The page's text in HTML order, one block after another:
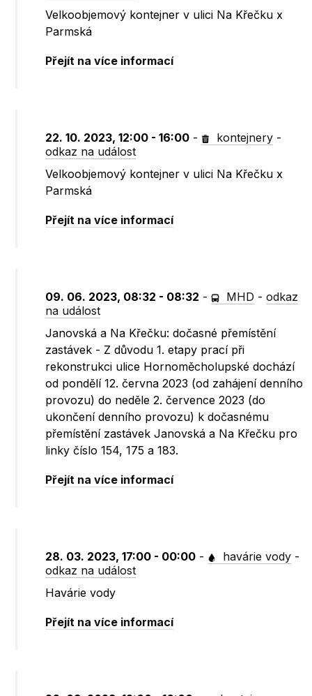
Velkoobjemový kontejner v ulici Na Křečku x
Parmská
Přejít na více informací
22. 10. 2023, 12:00 - 16:00 - kontejnery -
odkaz na událost
Velkoobjemový kontejner v ulici Na Křečku x
Parmská
Přejít na více informací
09. 06. 2023, 08:32 - 08:32 - MHD -odkaz
na událost
Janovská a Na Křečku: dočasné přemístění
zastávek - Z důvodu 1. etapy prací při
rekonstrukci ulice Hornoměcholupské dochází
od pondělí 12. června 2023 (od zahájení denního
provozu) do neděle 2. července 2023 (do
ukončení denního provozu) k dočasnému
přemístění zastávek Janovská a Na Křečku pro
linky číslo 154, 175 a 183.
Přejít na více informací
28. 03. 2023, 17:00 - 00:00 - havárie vody -
odkaz na událost
Havárie vody
Přejít na více informací